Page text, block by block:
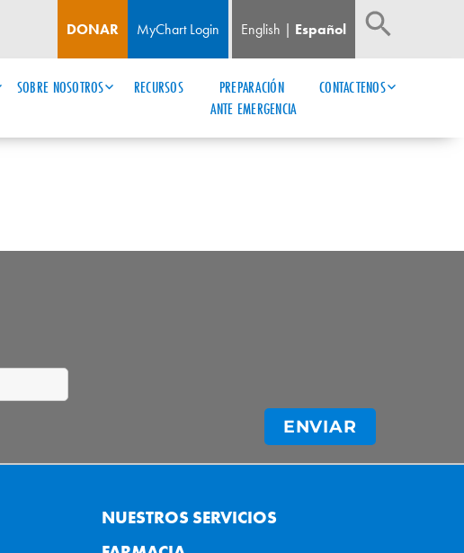
DONAR MyChart Login English Español
SOBRE NOSOTROS RECURSOS
PREPARACIÓN
ANTE EMERGENCIA
CONTACTENOS
NUESTROS SERVICIOS